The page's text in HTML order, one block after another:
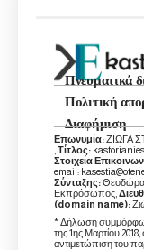
Πνευματικά
Πολιτική
Διαφήμιση
Επωνυμία:ΖΙΩΓΑ
Τίτλος:
Στοιχεία
email:
Σύνταξης:Θεοδώρα
Εκπρόσωπος,
(domain name):
* Δήλωση
της 1ης Μαρτίου
αντιμετώπιση του